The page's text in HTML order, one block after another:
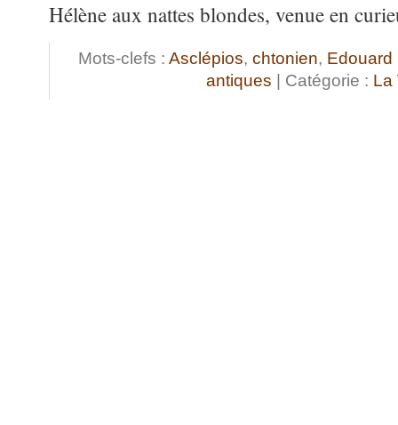
Hélène aux nattes blondes, venue en
Mots-clefs : Asclépios, chtonien, Edouard
antiques | Catégorie : La